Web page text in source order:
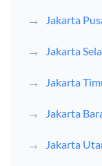
Jakarta
Jakarta
Jakarta
Jakarta
Jakarta